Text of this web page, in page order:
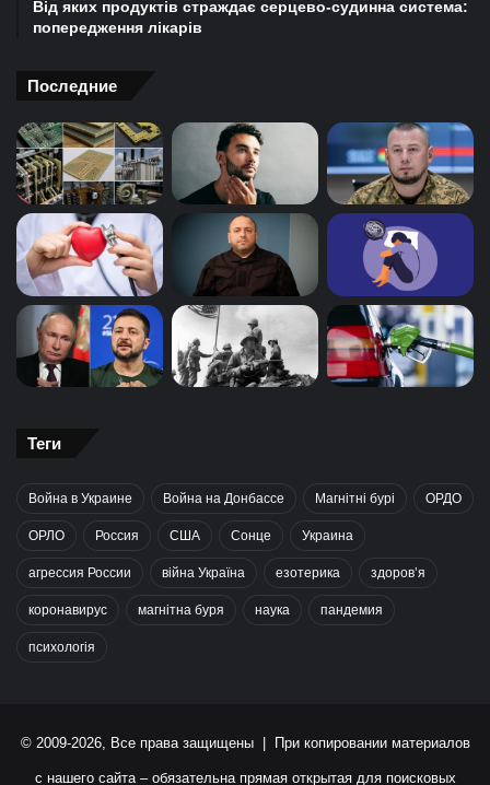
Від яких продуктів страждає серцево-судинна система:
попередження лікарів
Последние
Теги
Война в Украине Война на Донбассе Магнітні бурі ОРДО
ОРЛО Россия США Сонце Украина
агрессия России війна Україна езотерика здоров’я
коронавирус магнітна буря наука пандемия
психологія
© 2009-2026, Все права защищены | При копировании материалов
с нашего сайта – обязательна прямая открытая для поисковых